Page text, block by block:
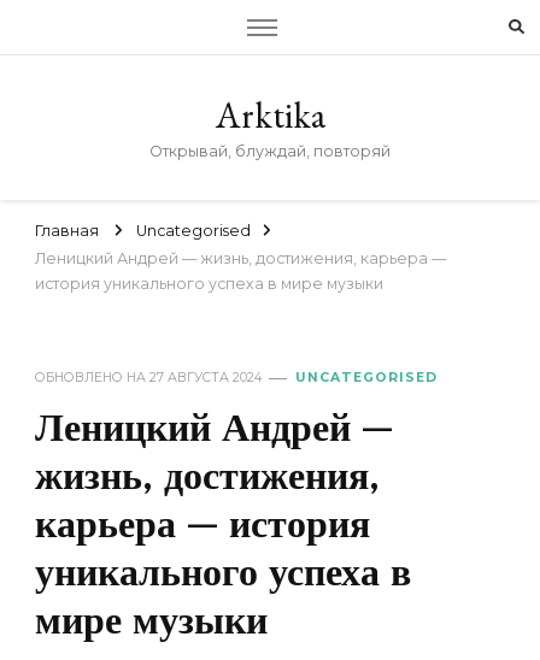
Arktika
Открывай, блуждай, повторяй
Главная
Uncategorised
Леницкий Андрей — жизнь, достижения, карьера —
история уникального успеха в мире музыки
ОБНОВЛЕНО НА 27 АВГУСТА 2024 UNCATEGORISED
Леницкий Андрей —
жизнь, достижения,
карьера — история
уникального успеха в
мире музыки